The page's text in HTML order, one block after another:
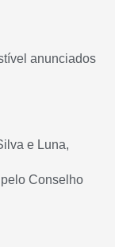
anunciados
e Luna,
Conselho